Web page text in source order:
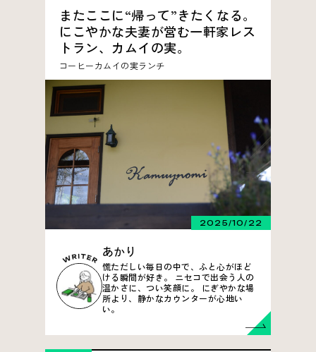
またここに“帰って”きたくなる。
にこやかな夫妻が営む一軒家レス
トラン、カムイの実。
コーヒーカムイの実ランチ
2025/10/22
あかり
慌ただしい毎日の中で、ふと心がほど
ける瞬間が好き。 ニセコで出会う人の
温かさに、つい笑顔に。 にぎやかな場
所より、静かなカウンターが心地い
い。